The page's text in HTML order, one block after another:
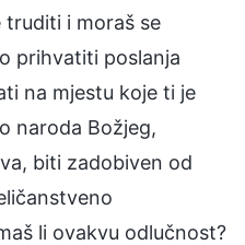
truditi i moraš se
prihvatiti poslanja
na mjestu koje ti je
naroda Božjeg,
biti zadobiven od
li ovakvu odlučnost?